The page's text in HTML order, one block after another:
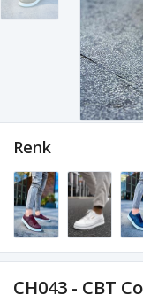
CH043 - CBT
Renk